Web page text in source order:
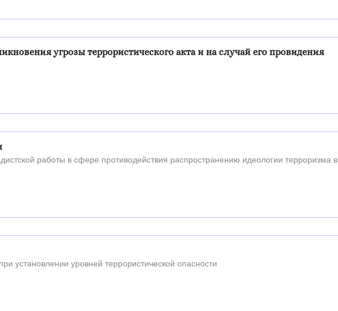
угрозы террористического акта и на случай его провидения
работы в сфере противодействия распространению идеологии терроризма в
установлении уровней террористической опасности